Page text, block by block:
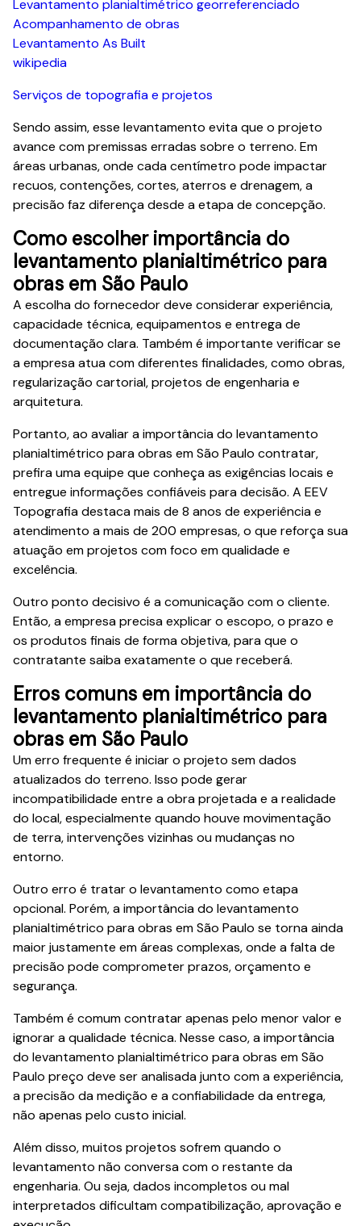
Levantamento planialtimétrico georreferenciado
Acompanhamento de obras
Levantamento As Built
wikipedia
Serviços de topografia e projetos
Sendo assim, esse levantamento evita que o projeto
avance com premissas erradas sobre o terreno. Em
áreas urbanas, onde cada centímetro pode impactar
recuos, contenções, cortes, aterros e drenagem, a
precisão faz diferença desde a etapa de concepção.
Como escolher importância do
levantamento planialtimétrico para
obras em São Paulo
A escolha do fornecedor deve considerar experiência,
capacidade técnica, equipamentos e entrega de
documentação clara. Também é importante verificar se
a empresa atua com diferentes finalidades, como obras,
regularização cartorial, projetos de engenharia e
arquitetura.
Portanto, ao avaliar a importância do levantamento
planialtimétrico para obras em São Paulo contratar,
prefira uma equipe que conheça as exigências locais e
entregue informações confiáveis para decisão. A EEV
Topografia destaca mais de 8 anos de experiência e
atendimento a mais de 200 empresas, o que reforça sua
atuação em projetos com foco em qualidade e
excelência.
Outro ponto decisivo é a comunicação com o cliente.
Então, a empresa precisa explicar o escopo, o prazo e
os produtos finais de forma objetiva, para que o
contratante saiba exatamente o que receberá.
Erros comuns em importância do
levantamento planialtimétrico para
obras em São Paulo
Um erro frequente é iniciar o projeto sem dados
atualizados do terreno. Isso pode gerar
incompatibilidade entre a obra projetada e a realidade
do local, especialmente quando houve movimentação
de terra, intervenções vizinhas ou mudanças no
entorno.
Outro erro é tratar o levantamento como etapa
opcional. Porém, a importância do levantamento
planialtimétrico para obras em São Paulo se torna ainda
maior justamente em áreas complexas, onde a falta de
precisão pode comprometer prazos, orçamento e
segurança.
Também é comum contratar apenas pelo menor valor e
ignorar a qualidade técnica. Nesse caso, a importância
do levantamento planialtimétrico para obras em São
Paulo preço deve ser analisada junto com a experiência,
a precisão da medição e a confiabilidade da entrega,
não apenas pelo custo inicial.
Além disso, muitos projetos sofrem quando o
levantamento não conversa com o restante da
engenharia. Ou seja, dados incompletos ou mal
interpretados dificultam compatibilização, aprovação e